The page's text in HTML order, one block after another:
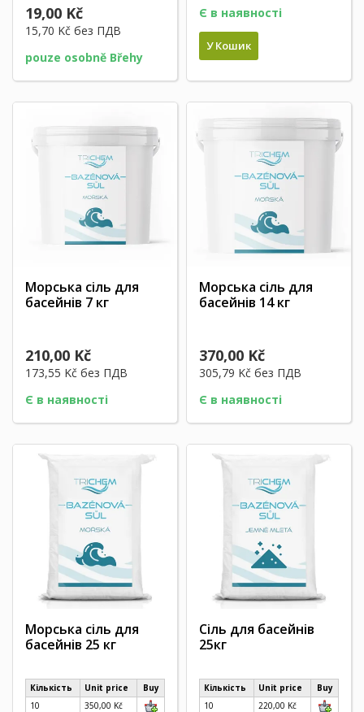
19,00 Kč
15,70 Kč без ПДВ
pouze osobně Břehy
Є в наявності
У Кошик
Морська сіль для
басейнів 7 кг
210,00 Kč
173,55 Kč без ПДВ
Є в наявності
Морська сіль для
басейнів 14 кг
370,00 Kč
305,79 Kč без ПДВ
Є в наявності
Морська сіль для
басейнів 25 кг
Кількість Unit price
Buy
10
350,00 Kč
Сіль для басейнів
25кг
Кількість Unit price
Buy
10
220,00 Kč